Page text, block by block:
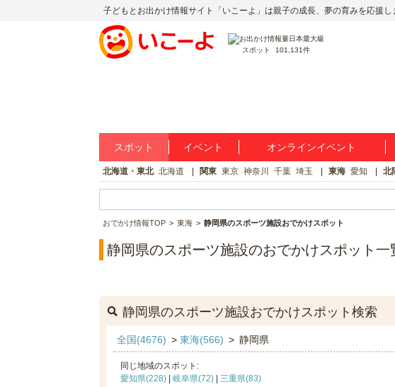
子どもとお出かけ情報サイト「いこーよ」は親子の成長、夢の育みを応援し
スポット 101,131件
スポット イベント オンラインイベント
北海道・東北 北海道 関東 東京 神奈川 千葉 埼玉 東海 愛知 北
おでかけ情報TOP 東海 静岡県のスポーツ施設おでかけスポット
静岡県のスポーツ施設のおでかけスポット一
静岡県のスポーツ施設おでかけスポット検索
全国(4676) > 東海(566) > 静岡県
同じ地域のスポット:
愛知県(228)| 岐阜県(72)| 三重県(83)